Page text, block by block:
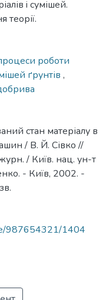
i сумішей.
теорії.
роботи
ґрунтів ,
стан матеріалу в
/ В. Й. Сівко //
/ Київ. нац. ун-т
- Київ, 2002. -
987654321/1404